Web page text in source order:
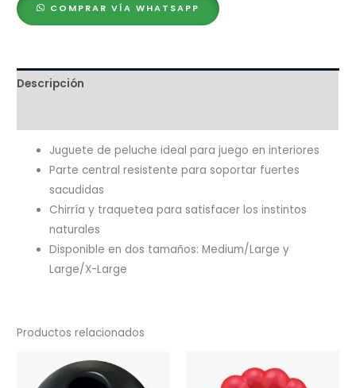
COMPRAR VÍA WHATSAPP
Descripción
Juguete de peluche ideal para juego en interiores
Parte central resistente para soportar fuertes
sacudidas
Chirría y traquetea para satisfacer los instintos
naturales
Disponible en dos tamaños: Medium/Large y
Large/X-Large
Productos relacionados